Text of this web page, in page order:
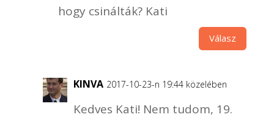
hogy csinálták? Kati
Válasz
KINVA 2017-10-23-n 19:44 közelében
Kedves Kati! Nem tudom, 19.